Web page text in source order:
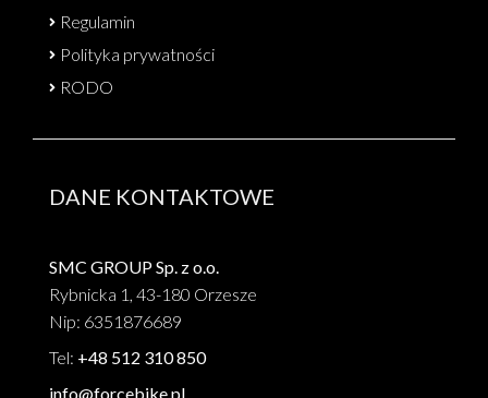
Regulamin
Polityka prywatności
RODO
DANE KONTAKTOWE
SMC GROUP Sp. z o.o.
Rybnicka 1, 43-180 Orzesze
Nip: 6351876689
Tel: +48 512 310 850
info@forcebike.pl